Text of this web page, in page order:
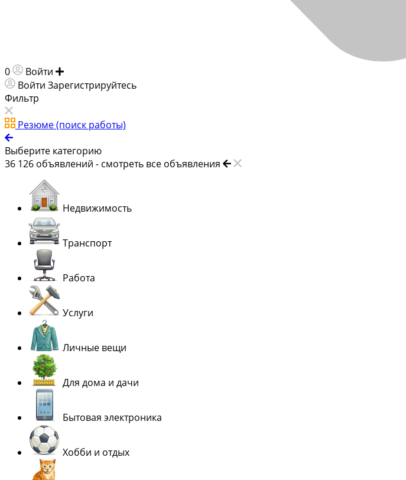
0 Войти
Войти Зарегистрируйтесь
Фильтр
Резюме (поиск работы)
Выберите категорию
36 126 объявлений - смотреть все объявления
Недвижимость
Транспорт
Работа
Услуги
Личные вещи
Для дома и дачи
Бытовая электроника
Хобби и отдых